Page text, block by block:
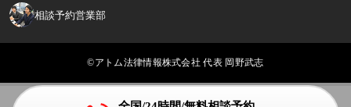
相談予約営業部
©アトム法律情報株式会社 代表 岡野武志